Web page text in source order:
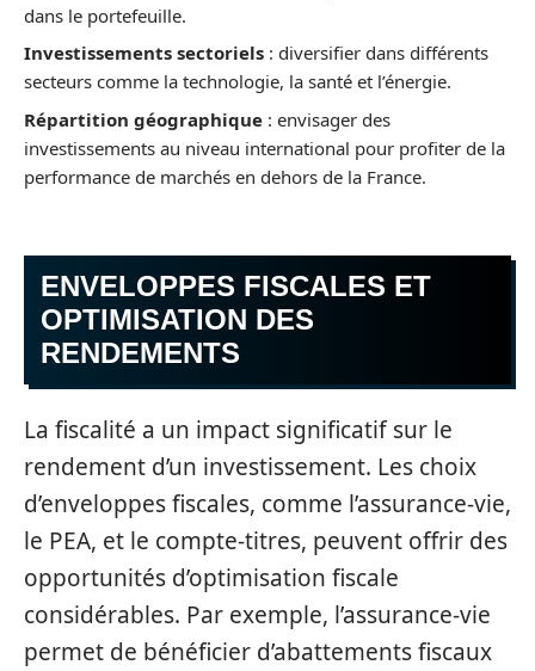
dans le portefeuille.
Investissements sectoriels : diversifier dans différents
secteurs comme la technologie, la santé et l’énergie.
Répartition géographique : envisager des
investissements au niveau international pour profiter de la
performance de marchés en dehors de la France.
ENVELOPPES FISCALES ET
OPTIMISATION DES
RENDEMENTS
La fiscalité a un impact significatif sur le
rendement d’un investissement. Les choix
d’enveloppes fiscales, comme l’assurance-vie,
le PEA, et le compte-titres, peuvent offrir des
opportunités d’optimisation fiscale
considérables. Par exemple, l’assurance-vie
permet de bénéficier d’abattements fiscaux